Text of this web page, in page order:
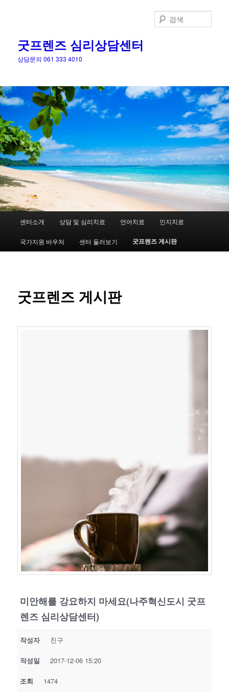
굿프렌즈 심리상담센터
상담문의 061 333 4010
색
뉴
첫
번
컨
센터소개 상담 및 심리치료 언어치료 인지치료
국가지원 바우처 센터 둘러보기 굿프렌즈 게시판
굿프렌즈 게시판
미안해를 강요하지 마세요(나주혁신도시 굿프
렌즈 심리상담센터)
작성자 친구
작성일 2017-12-06 15:20
조회 1474